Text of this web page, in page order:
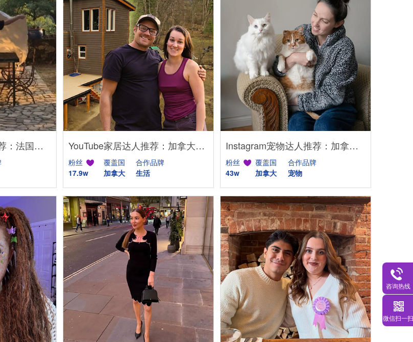
Instagram家居达人推荐：法国庄园生活博主，高端品牌合作优选 YouTube家居达人推荐：加拿大DIY建筑生活kol博主
粉丝
17.9w
覆盖国
加拿大
合作品牌
生活
Instagram宠物达人推荐：加拿大猫咪生活博主，适合宠物品牌合作
粉丝
43w
覆盖国
加拿大
合作品牌
宠物
咨询热线
微信扫一扫